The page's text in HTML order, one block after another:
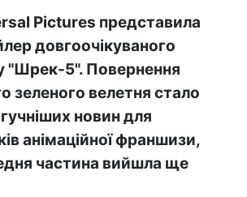
Pictures представила
довгоочікуваного
"Шрек-5". Повернення
зеленого велетня стало
новин для
анімаційної франшизи,
частина вийшла ще